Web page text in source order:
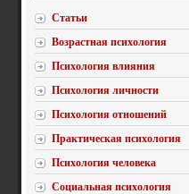
Статьи
Возрастная психология
Психология влияния
Психология личности
Психология отношений
Практическая психология
Психология человека
Социальная психология